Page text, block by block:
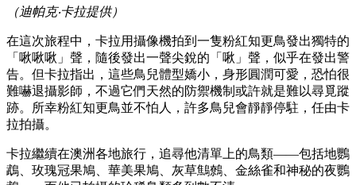
（迪帕克‧卡拉提供）
在這次旅程中，卡拉用攝像機拍到一隻粉紅知更鳥發出獨特的
「啾啾啾」聲，隨後發出一聲尖銳的「啾」聲，似乎在發出警
告。但卡拉指出，這些鳥兒體型嬌小，身形圓潤可愛，恐怕很
難嚇退攝影師，不過它們天然的防禦機制或許就是難以尋覓蹤
跡。所幸粉紅知更鳥並不怕人，許多鳥兒會靜靜停駐，任由卡
拉拍攝。
卡拉繼續在澳洲各地旅行，追尋他清單上的鳥類——包括地鸚
鵡、玫瑰冠果鳩、華美果鳩、灰草鷦鷯、金絲雀和神秘的夜鸚